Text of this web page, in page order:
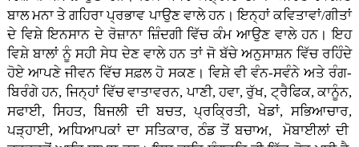
ਬਾਲ ਮਨਾ ਤੇ ਗਹਿਰਾ ਪ੍ਰਭਾਵ ਪਾਉਣ ਵਾਲੇ ਹਨ। ਇਨ੍ਹਾਂ ਕਵਿਤਾਵਾਂ/ਗੀਤਾਂ
ਦੇ ਵਿਸ਼ੇ ਇਨਸਾਨ ਦੇ ਰੋਜ਼ਾਨਾ ਜ਼ਿੰਦਗੀ ਵਿੱਚ ਕੰਮ ਆਉਣ ਵਾਲੇ ਹਨ। ਇਹ
ਵਿਸ਼ੇ ਬਾਲਾਂ ਨੂੰ ਸਹੀ ਸੇਧ ਦੇਣ ਵਾਲੇ ਹਨ ਤਾਂ ਜੋ ਬੱਚੇ ਅਨੁਸਾਸ਼ਨ ਵਿੱਚ ਰਹਿੰਦੇ
ਹੋਏ ਆਪਣੇ ਜੀਵਨ ਵਿੱਚ ਸਫ਼ਲ ਹੋ ਸਕਣ। ਵਿਸ਼ੇ ਵੀ ਵੰਨ-ਸਵੰਨੇ ਅਤੇ ਰੰਗ-
ਬਿਰੰਗੇ ਹਨ, ਜਿਨ੍ਹਾਂ ਵਿੱਚ ਵਾਤਾਵਰਨ, ਪਾਣੀ, ਹਵਾ, ਰੁੱਖ, ਟ੍ਰੈਫਿਕ, ਕਾਨੂੰਨ,
ਸਫਾਈ, ਸਿਹਤ, ਬਿਜਲੀ ਦੀ ਬਚਤ, ਪ੍ਰਕ੍ਰਿਤੀ, ਖੇਡਾਂ, ਸਭਿਆਚਾਰ,
ਪੜ੍ਹਾਈ, ਅਧਿਆਪਕਾਂ ਦਾ ਸਤਿਕਾਰ, ਠੰਡ ਤੋਂ ਬਚਾਅ, ਮੋਬਾਈਲਾਂ ਦੀ